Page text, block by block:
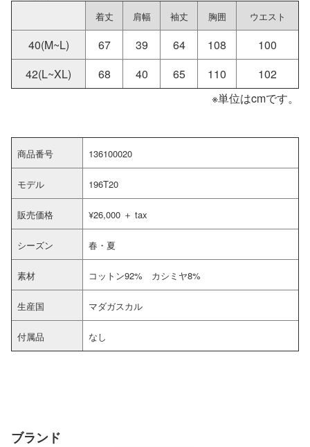
着丈 肩幅 袖丈 胸囲 ウエスト
40(M~L) 67 39 64 108
100
42(L~XL)
68 40 65 110
102
※単位はcmです。
商品番号 136100020
モデル 196T20
販売価格 ¥26,000 ＋ tax
シーズン 春・夏
素材 コットン92% カシミヤ8%
生産国 マダガスカル
付属品 なし
ブランド